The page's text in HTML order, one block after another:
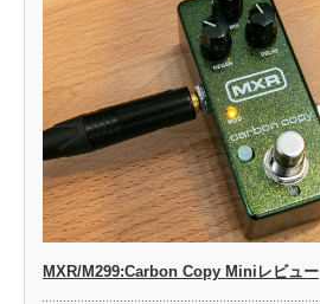
MXR/M299:Carbon Copy Miniレビュー